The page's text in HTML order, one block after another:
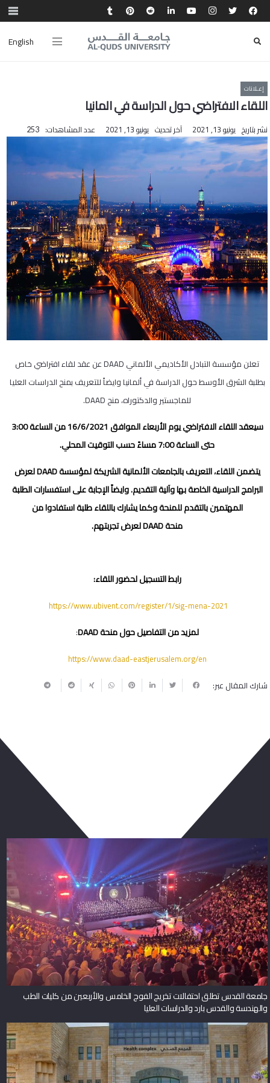
English
إعـلانات
اللقاء الافتراضي حول الدراسة في المانيا‎
نشر بتاريخ يونيو 13, 2021 آخر تحديث يونيو 13, 2021 عدد المشاهدات: 253
تعلن مؤسسة التبادل الأكاديمي الألماني DAADعن عقد لقاء افتراضي خاص
بطلبة الشرق الأوسط حول الدراسة في ألمانيا وايضاً للتعريف بمنح الدراسات العليا
للماجستير والدكتوراه، منح DAAD
.
سيعقد اللقاء الافتراضي يوم الأربعاء الموافق 16/6/2021 من الساعة 3:00
حتى الساعة 7:00 مساءً حسب التوقيت المحلي.
يتضمن اللقاء، التعريف بالجامعات الألمانية الشريكة لمؤسسةDAADلعرض
البرامج الدراسية الخاصة بها وآلية التقديم. وايضاً الإجابة على استفسارات الطلبة
المهتمين بالتقدم للمنحة وكما يشارك باللقاء طلبة استفادوا من
منحةDAADلعرض تجربتهم.
رابط التسجيل لحضور اللقاء:
https://www.ubivent.com/register/1/sig-mena-2021
لمزيد من التفاصيل حول منحةDAAD
:
https://www.daad-eastjerusalem.org/en
شارك المقال عبر:
جامعة القدس تطلق احتفالات تخريج الفوج الخامس والأربعين من كليات الطب
والهندسة والقدس بارد والدراسات العليا